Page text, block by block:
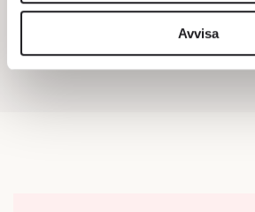
vidarebefordrar även sådana
information från din enhet till de
annons- och analysföretag som vi
Dessa kan i sin tur kombinera
Avvisa